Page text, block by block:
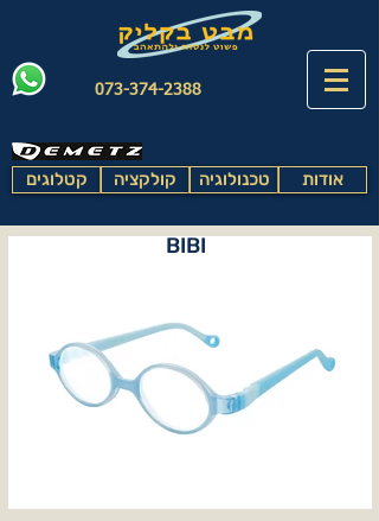
073-374-2388
קטלוגים קולקציה טכנולוגיה אודות
BIBI